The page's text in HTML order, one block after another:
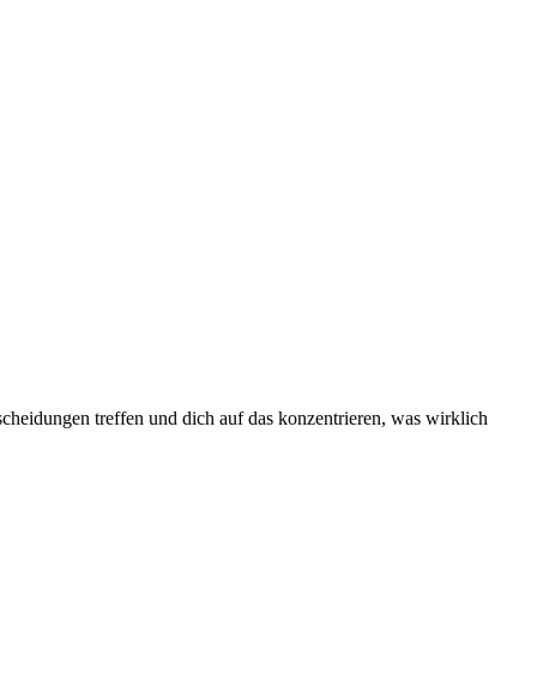
treffen und dich auf das konzentrieren, was wirklich